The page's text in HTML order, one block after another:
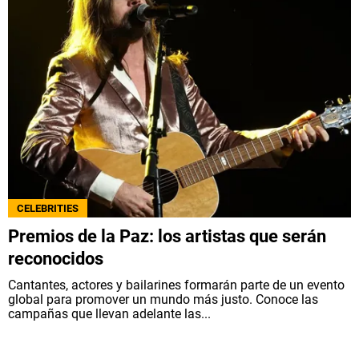
CELEBRITIES
Premios de la Paz: los artistas que serán
reconocidos
Cantantes, actores y bailarines formarán parte de un evento
global para promover un mundo más justo. Conoce las
campañas que llevan adelante las...